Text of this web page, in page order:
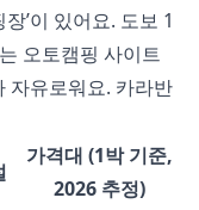
’이 있어요. 도보 1
오토캠핑 사이트
자유로워요. 카라반
가격대 (1박 기준,
2026 추정)